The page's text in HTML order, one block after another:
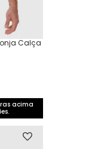
Calça
acima